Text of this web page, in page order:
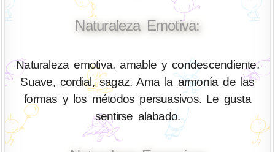
Naturaleza Emotiva:
Naturaleza emotiva, amable y condescendiente.
Suave, cordial, sagaz. Ama la armonía de las
formas y los métodos persuasivos. Le gusta
sentirse alabado.